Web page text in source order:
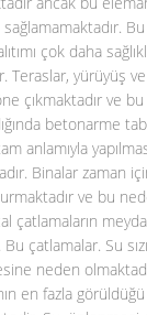
çok daha
Teraslar, yürüyüş
çıkmaktadır ve
betonarme
anlamıyla
Binalar zaman
ve bu
çatlamaların
Bu çatlamalar. Su
neden
en fazla